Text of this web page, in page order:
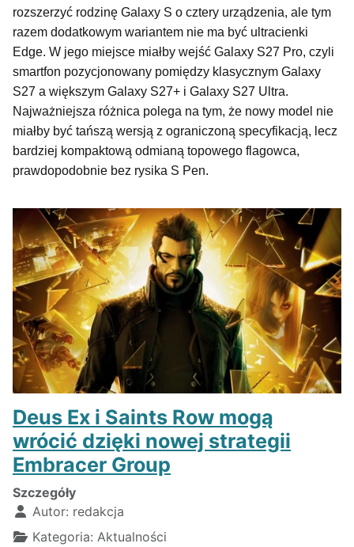
rozszerzyć rodzinę Galaxy S o cztery urządzenia, ale tym
razem dodatkowym wariantem nie ma być ultracienki
Edge. W jego miejsce miałby wejść Galaxy S27 Pro, czyli
smartfon pozycjonowany pomiędzy klasycznym Galaxy
S27 a większym Galaxy S27+ i Galaxy S27 Ultra.
Najważniejsza różnica polega na tym, że nowy model nie
miałby być tańszą wersją z ograniczoną specyfikacją, lecz
bardziej kompaktową odmianą topowego flagowca,
prawdopodobnie bez rysika S Pen.
Deus Ex i Saints Row mogą
wrócić dzięki nowej strategii
Embracer Group
Szczegóły
Autor: redakcja
Kategoria: Aktualności